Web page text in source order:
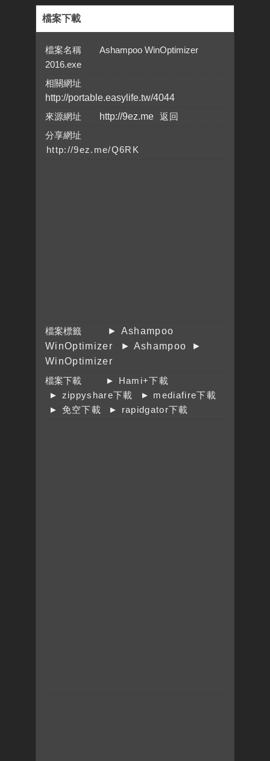
檔案下載
檔案名稱 Ashampoo WinOptimizer
2016.exe
相關網址
http://portable.easylife.tw/4044
來源網址
http://9ez.me
分享網址
檔案標籤
► Ashampoo
WinOptimizer
► Ashampoo
►
WinOptimizer
檔案下載